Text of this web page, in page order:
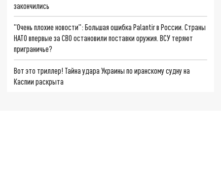
закончились
"Очень плохие новости": Большая ошибка Palantir в России. Страны
НАТО впервые за СВО остановили поставки оружия. ВСУ теряют
приграничье?
Вот это триллер! Тайна удара Украины по иранскому судну на
Каспии раскрыта